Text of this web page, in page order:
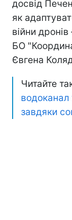
досвід
як
війни
БО
Євгена
Читайте
водоканал
завдяки